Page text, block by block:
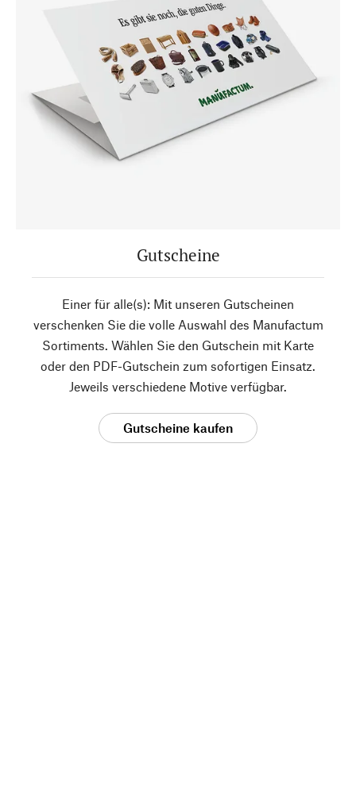
Gutscheine
Einer für alle(s): Mit unseren Gutscheinen
verschenken Sie die volle Auswahl des Manufactum
Sortiments. Wählen Sie den Gutschein mit Karte
oder den PDF-Gutschein zum sofortigen Einsatz.
Jeweils verschiedene Motive verfügbar.
Gutscheine kaufen